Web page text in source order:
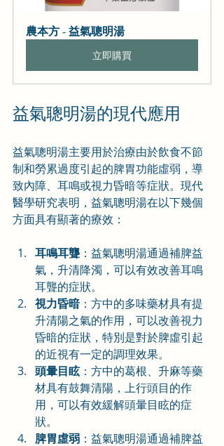
農本方 - 益氣聰明湯
立即購買
益氣聰明湯的現代應用
益氣聰明湯主要用於治療由於飲食不節
制和勞累過度引起的脾胃功能虛弱，導
致內障、耳鳴或視力昏暗等症狀。現代
醫學研究表明，益氣聰明湯在以下幾個
方面具有顯著的療效：
耳鳴耳聾：益氣聰明湯通過補脾益
氣，升清降濁，可以有效改善耳鳴
耳聾的症狀。
視力昏暗：方中的多味藥材具有提
升清陽之氣的作用，可以改善視力
昏暗的症狀，特別是對於脾虛引起
的近視有一定的調理效果。
頭暈目眩：方中的葛根、升麻等藥
材具有鼓舞清陽，上行頭目的作
用，可以有效緩解頭暈目眩的症
狀。
脾胃虛弱 ：益氣聰明湯通過補脾益